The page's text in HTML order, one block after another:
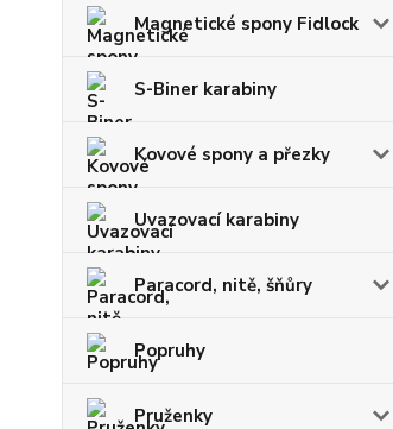
Magnetické spony Fidlock
S-Biner karabiny
Kovové spony a přezky
Uvazovací karabiny
Paracord, nitě, šňůry
Popruhy
Pruženky